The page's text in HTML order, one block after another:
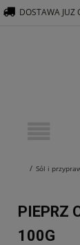
Sól i
DOSTAWA JUZ
PIEPRZ
100G